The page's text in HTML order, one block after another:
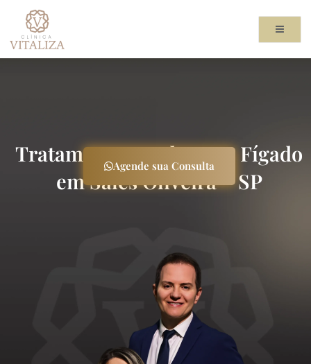
conteúdo
Tratamento Gordura no Fígado
em Sales Oliveira – SP
Agende sua Consulta